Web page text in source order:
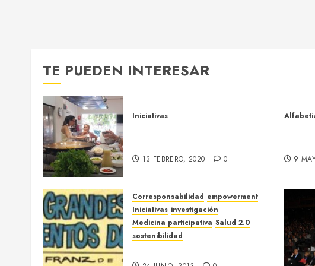
TE PUEDEN INTERESAR
Iniciativas
13 FEBRERO, 2020 0 9
Corresponsabilidad empowerment
Iniciativas investigación
Medicina participativa Salud 2.0
sostenibilidad